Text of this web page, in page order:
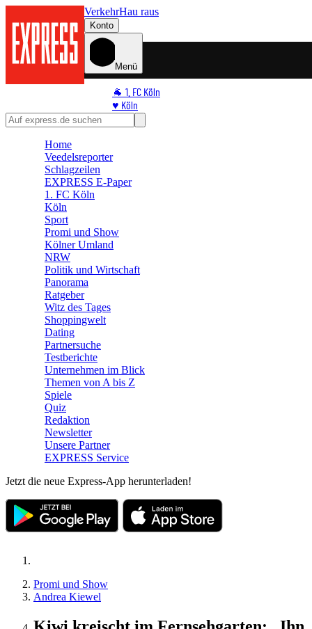
VerkehrHau raus
Konto
Menü
🐐 1. FC Köln
♥️ Köln
⭐ Promi
🛒 Shoppingwelt
Home
Veedelsreporter
Schlagzeilen
EXPRESS E-Paper
1. FC Köln
Köln
Sport
Promi und Show
Kölner Umland
NRW
Politik und Wirtschaft
Panorama
Ratgeber
Witz des Tages
Shoppingwelt
Dating
Partnersuche
Testberichte
Unternehmen im Blick
Themen von A bis Z
Spiele
Quiz
Redaktion
Newsletter
Unsere Partner
EXPRESS Service
Jetzt die neue Express-App herunterladen!
Promi und Show
Andrea Kiewel